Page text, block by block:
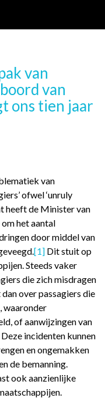
van
van
ons tien jaar
van
ofwel ‘unruly
heeft de Minister van
het aantal
door middel van
[1] Dit stuit op
Steeds vaker
die zich misdragen
over passagiers die
waaronder
of aanwijzingen van
incidenten kunnen
en ongemakken
de bemanning.
ook aanzienlijke